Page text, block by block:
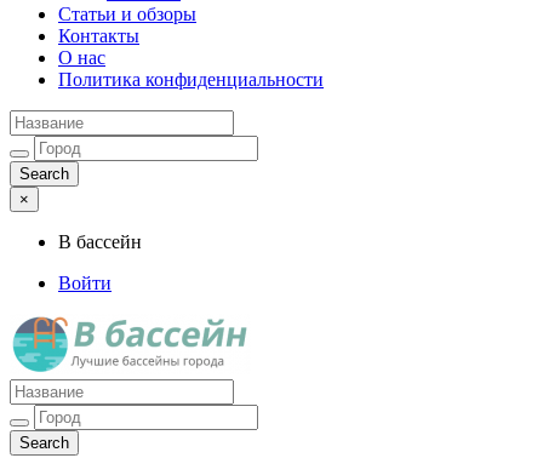
Статьи и обзоры
Контакты
О нас
Политика конфиденциальности
×
В бассейн
Войти
Лучшие бассейны города